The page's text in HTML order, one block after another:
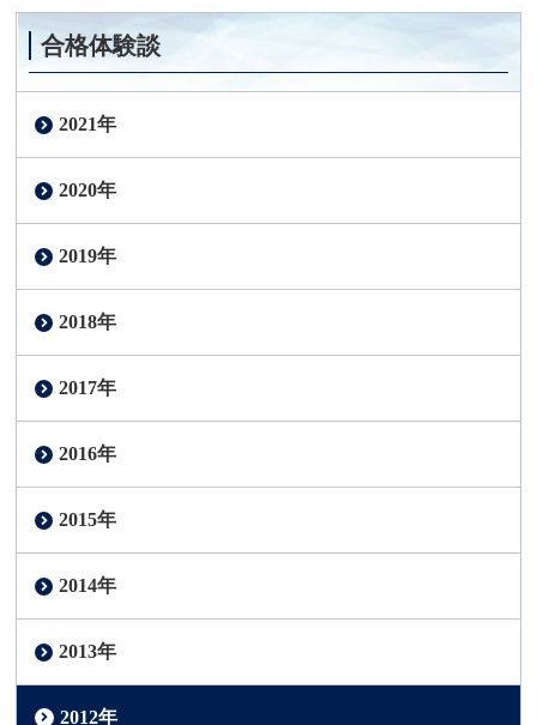
合格体験談
2021年
2020年
2019年
2018年
2017年
2016年
2015年
2014年
2013年
2012年